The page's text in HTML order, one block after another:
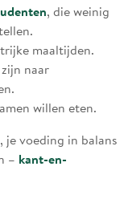
, die weinig
maaltijden.
naar
willen eten.
voeding in balans
– kant-en-